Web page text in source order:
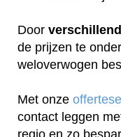
Door
de prijzen te
weloverwogen
Met onze
contact leggen